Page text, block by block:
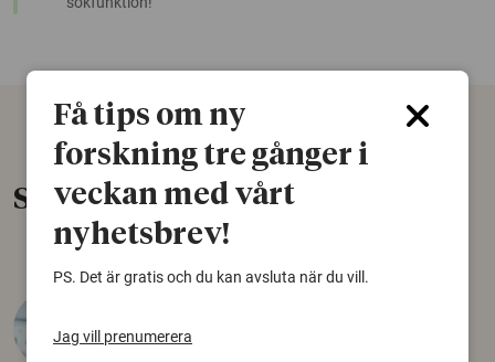
Senaste nytt
desinformation?
Få tips om ny
forskning tre gånger i
veckan med vårt
nyhetsbrev!
PS. Det är gratis och du kan avsluta när du vill.
Jag vill prenumerera